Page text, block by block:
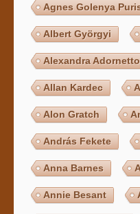
Agnes Golenya
Albert Györgyi
Alexandra Adornetto
Allan Kardec
Alon Gratch
András Fekete
Anna Barnes
Annie Besant